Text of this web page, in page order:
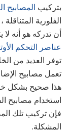
بتركيب المصابيح
أن تدركه هو أنه
عناصر التحكم
توفر العديد من
تعمل مصابيح
هذا صحيح بشكل
فإن تركيب تلك
المشكلة.